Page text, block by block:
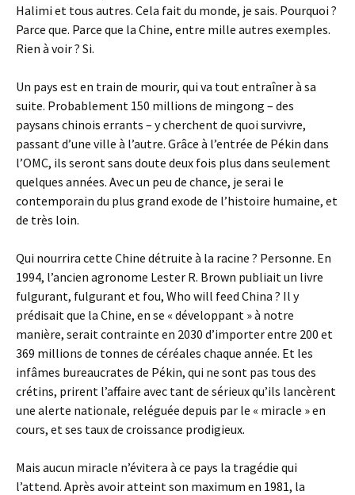
Halimi et tous autres. Cela fait du monde, je sais. Pourquoi ?
Parce que. Parce que la Chine, entre mille autres exemples.
Rien à voir ? Si.
Un pays est en train de mourir, qui va tout entraîner à sa
suite. Probablement 150 millions de mingong – des
paysans chinois errants – y cherchent de quoi survivre,
passant d’une ville à l’autre. Grâce à l’entrée de Pékin dans
l’OMC, ils seront sans doute deux fois plus dans seulement
quelques années. Avec un peu de chance, je serai le
contemporain du plus grand exode de l’histoire humaine, et
de très loin.
Qui nourrira cette Chine détruite à la racine ? Personne. En
1994, l’ancien agronome Lester R. Brown publiait un livre
fulgurant, fulgurant et fou, Who will feed China ? Il y
prédisait que la Chine, en se « développant » à notre
manière, serait contrainte en 2030 d’importer entre 200 et
369 millions de tonnes de céréales chaque année. Et les
infâmes bureaucrates de Pékin, qui ne sont pas tous des
crétins, prirent l’affaire avec tant de sérieux qu’ils lancèrent
une alerte nationale, reléguée depuis par le « miracle » en
cours, et ses taux de croissance prodigieux.
Mais aucun miracle n’évitera à ce pays la tragédie qui
l’attend. Après avoir atteint son maximum en 1981, la